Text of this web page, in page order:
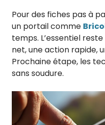
Pour des fiches pas à
un portail comme
temps. L’essentiel
net, une action rapide,
Prochaine étape, les
sans soudure.